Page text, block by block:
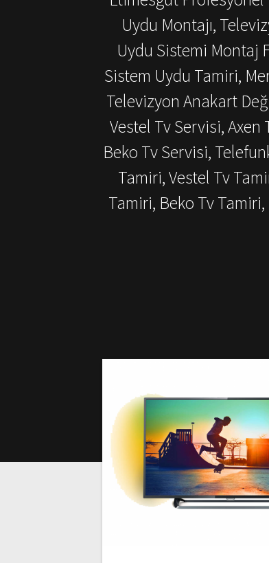
Uydu Montajı,
Uydu Sistemi Montaj
Sistem Uydu Tamiri,
Televizyon Anakart
Vestel Tv Servisi,
Beko Tv Servisi,
Tamiri, Vestel Tv
Tamiri, Beko Tv